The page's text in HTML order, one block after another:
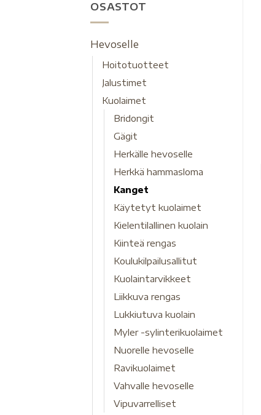
OSASTOT
Hevoselle
Hoitotuotteet
Jalustimet
Kuolaimet
Bridongit
Gägit
Herkälle hevoselle
Herkkä hammasloma
Kanget
Käytetyt kuolaimet
Kielentilallinen kuolain
Kiinteä rengas
Koulukilpailusallitut
Kuolaintarvikkeet
Liikkuva rengas
Lukkiutuva kuolain
Myler -sylinterikuolaimet
Nuorelle hevoselle
Ravikuolaimet
Vahvalle hevoselle
Vipuvarrelliset